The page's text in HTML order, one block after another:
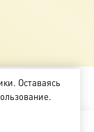
Оставаясь